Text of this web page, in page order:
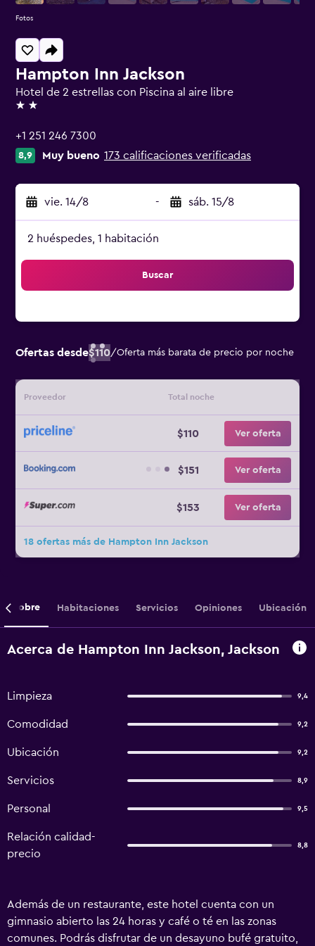
Hampton Inn Jackson
Hotel de 2 estrellas con Piscina al aire libre
2 estrellas
+1 251 246 7300
8,9 Muy bueno 173 calificaciones verificadas
vie. 14/8 - sáb. 15/8
2 huéspedes, 1 habitación
Buscar
Ofertas desde$110/Oferta más barata de precio por noche
Proveedor Total noche
$110 Ver oferta
$151 Ver oferta
$153 Ver oferta
18 ofertas más de Hampton Inn Jackson
Fotos
Sobre Habitaciones Servicios Opiniones Ubicación
Acerca de Hampton Inn Jackson, Jackson
Limpieza 9,4
Comodidad 9,2
Ubicación 9,2
Servicios 8,9
Personal 9,5
Relación calidad-
precio
8,8
Además de un restaurante, este hotel cuenta con un
gimnasio abierto las 24 horas y café o té en las zonas
comunes. Podrás disfrutar de un desayuno bufé gratuito,